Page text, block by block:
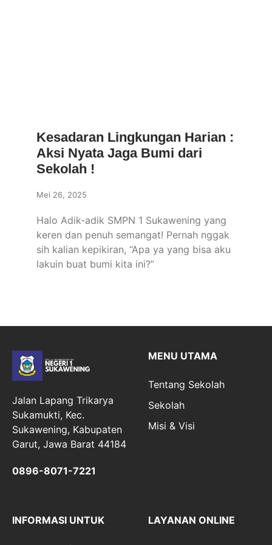
Kesadaran Lingkungan Harian :
Aksi Nyata Jaga Bumi dari
Sekolah !
Mei 26, 2025
Halo Adik-adik SMPN 1 Sukawening yang
keren dan penuh semangat! Pernah nggak
sih kalian kepikiran, “Apa ya yang bisa aku
lakuin buat bumi kita ini?”
Jalan Lapang Trikarya
Sukamukti, Kec.
Sukawening, Kabupaten
Garut, Jawa Barat 44184
0896-8071-7221
MENU UTAMA
Tentang Sekolah
Sekolah
Misi & Visi
INFORMASI UNTUK LAYANAN ONLINE